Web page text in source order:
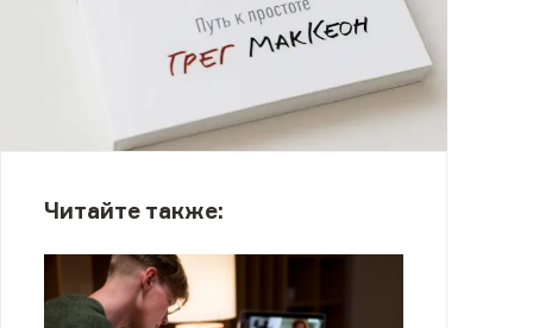
Читайте также: